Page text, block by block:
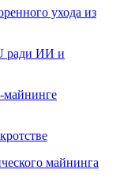
ухода из
ради ИИ и
майнинге
майнинга